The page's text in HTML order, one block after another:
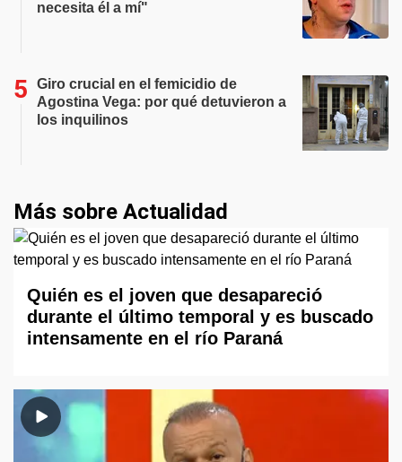
necesita él a mí"
Giro crucial en el femicidio de
Agostina Vega: por qué detuvieron a
los inquilinos
Más sobre Actualidad
Quién es el joven que desapareció
durante el último temporal y es buscado
intensamente en el río Paraná